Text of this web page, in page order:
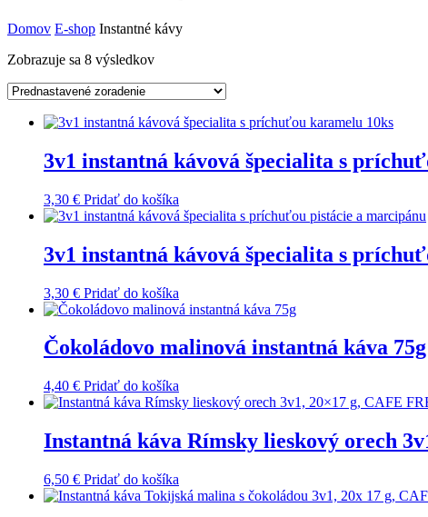
Domov E-shop Instantné kávy
Zobrazuje sa 8 výsledkov
3v1 instantná kávová špecialita s
3,30 € Pridať do košíka
3v1 instantná kávová špecialita s
3,30 € Pridať do košíka
Čokoládovo malinová instantná káva 75g
4,40 € Pridať do košíka
Instantná káva Rímsky lieskový orech
6,50 € Pridať do košíka